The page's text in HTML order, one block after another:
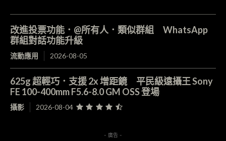
改進投票功能．@所有人．類似群組 WhatsApp
群組對話功能升級
流動應用 2026-08-05
625g 超輕巧．支援 2x 增距鏡 平民級遠攝王 Sony
FE 100-400mm F5.6-8.0 GM OSS 登場
攝影 2026-08-04
- 廣告 -